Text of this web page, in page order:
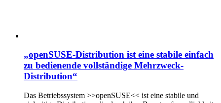
„openSUSE-Distribution ist eine stabile einfach
zu bedienende vollständige Mehrzweck-
Distribution“
Das Betriebssystem >>openSUSE<< ist eine stabile und